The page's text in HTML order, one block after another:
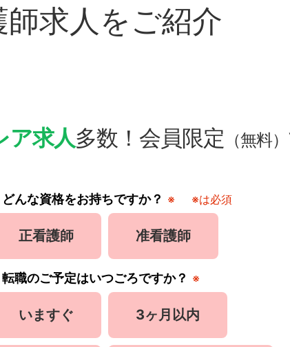
師求人をご紹介
ア求人多数！会員限定 （無料）
どんな資格をお持ちですか？ ※ ※は必須
正看護師 准看護師
転職のご予定はいつごろですか？ ※
いますぐ 3ヶ月以内